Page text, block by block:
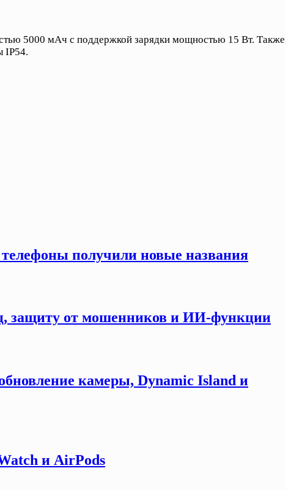
5000 мАч с поддержкой зарядки мощностью 15 Вт. Также
IP54.
получили новые названия
защиту от мошенников и ИИ-функции
камеры, Dynamic Island и
и AirPods